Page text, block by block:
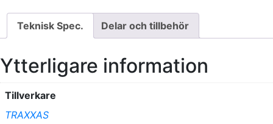
Teknisk Spec. Delar och tillbehör
Ytterligare information
Tillverkare
TRAXXAS